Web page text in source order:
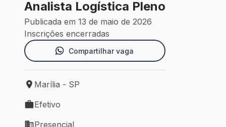
Analista Logística Pleno
Publicada em 13 de maio de 2026
Inscrições encerradas
Compartilhar vaga
Local de trabalho: Marília - SP
Marília - SP
Tipo de vaga: Efetivo
Efetivo
Presencial